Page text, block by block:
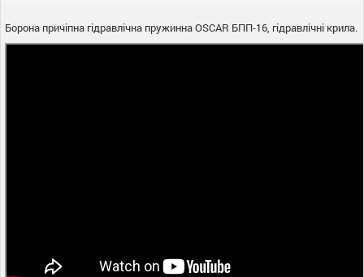
Борона причіпна гідравлічна пружинна OSСAR БПП-16, гідравлічні крила.